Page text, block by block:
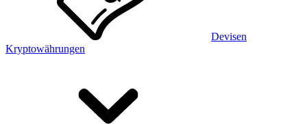
Devisen
Kryptowährungen